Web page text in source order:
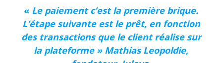
« Le paiement c’est la première brique.
L’étape suivante est le prêt, en fonction
des transactions que le client réalise sur
la plateforme » Mathias Leopoldie,